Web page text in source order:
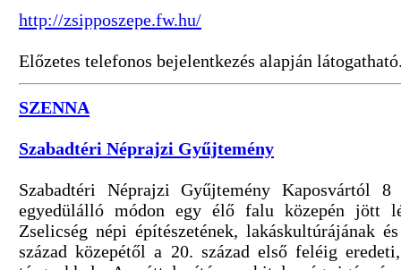
http://zsipposzepe.fw.hu/
Előzetes telefonos bejelentkezés alapján
SZENNA
Szabadtéri Néprajzi Gyűjtemény
Szabadtéri Néprajzi Gyűjtemény Kaposvártól
egyedülálló módon egy élő falu közepén jött
Zselicség népi építészetének, lakáskultúrájának
század közepétől a 20. század első feléig